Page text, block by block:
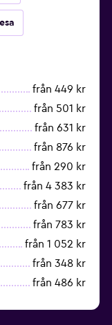
från 449 kr
från 501 kr
från 631 kr
från 876 kr
från 290 kr
från 4 383 kr
från 677 kr
från 783 kr
från 1 052 kr
från 348 kr
från 486 kr